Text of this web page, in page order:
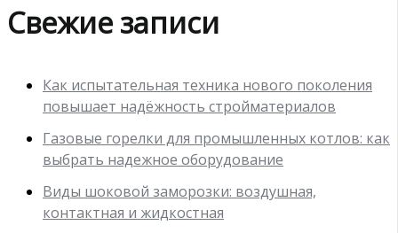
Свежие записи
Как испытательная техника нового поколения
повышает надёжность стройматериалов
Газовые горелки для промышленных котлов: как
выбрать надежное оборудование
Виды шоковой заморозки: воздушная,
контактная и жидкостная